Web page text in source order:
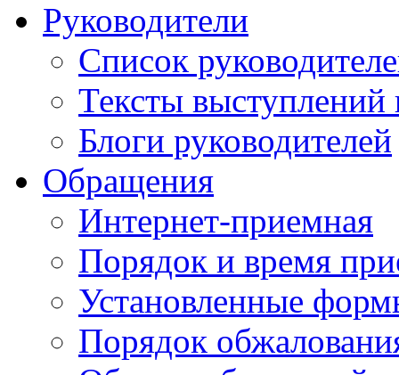
Руководители
Список
Тексты выступлений
Блоги руководителей
Обращения
Интернет-приемная
Порядок и время
Установленные
Порядок